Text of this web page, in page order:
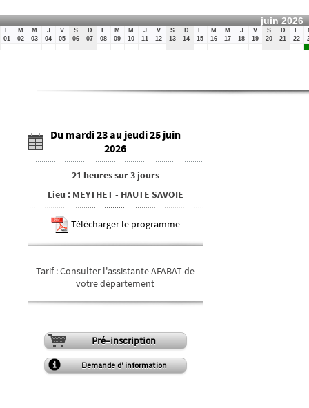
juin 2026
01
M
02
M
03
J
04
V
05
S
06
D
07
08
M
09
M
10
J
11
V
12
S
13
D
14
15
M
16
M
17
J
18
V
19
S
20
D
21
22
Du mardi 23 au jeudi 25 juin
2026
21 heuressur3 jours
Lieu : MEYTHET- HAUTE SAVOIE
Télécharger le programme
Tarif:Consulter l'assistante AFABAT de
votre département
Pré-inscription
Demande d'information